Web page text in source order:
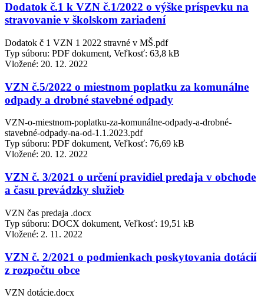
Dodatok č.1 k VZN č.1/2022 o výške príspevku na
stravovanie v školskom zariadení
Dodatok č 1 VZN 1 2022 stravné v MŠ.pdf
Typ súboru: PDF dokument, Veľkosť: 63,8 kB
Vložené: 20. 12. 2022
VZN č.5/2022 o miestnom poplatku za komunálne
odpady a drobné stavebné odpady
VZN-o-miestnom-poplatku-za-komunálne-odpady-a-drobné-
stavebné-odpady-na-od-1.1.2023.pdf
Typ súboru: PDF dokument, Veľkosť: 76,69 kB
Vložené: 20. 12. 2022
VZN č. 3/2021 o určení pravidiel predaja v obchode
a času prevádzky služieb
VZN čas predaja .docx
Typ súboru: DOCX dokument, Veľkosť: 19,51 kB
Vložené: 2. 11. 2022
VZN č. 2/2021 o podmienkach poskytovania dotácií
z rozpočtu obce
VZN dotácie.docx